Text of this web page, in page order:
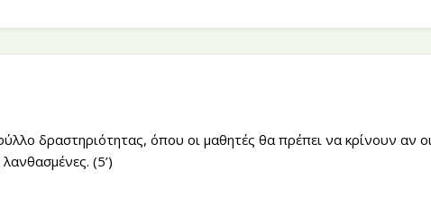
δραστηριότητας, όπου οι μαθητές θα πρέπει να κρίνουν αν
(5’)